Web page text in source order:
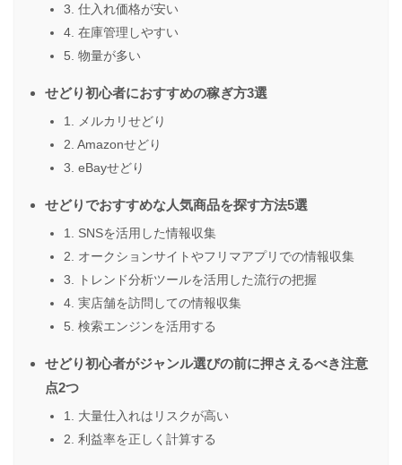
3. 仕入れ価格が安い
4. 在庫管理しやすい
5. 物量が多い
せどり初心者におすすめの稼ぎ方3選
1. メルカリせどり
2. Amazonせどり
3. eBayせどり
せどりでおすすめな人気商品を探す方法5選
1. SNSを活用した情報収集
2. オークションサイトやフリマアプリでの情報収集
3. トレンド分析ツールを活用した流行の把握
4. 実店舗を訪問しての情報収集
5. 検索エンジンを活用する
せどり初心者がジャンル選びの前に押さえるべき注意
点2つ
1. 大量仕入れはリスクが高い
2. 利益率を正しく計算する